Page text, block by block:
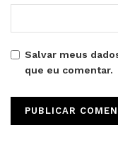
Salvar meus
que eu comentar.